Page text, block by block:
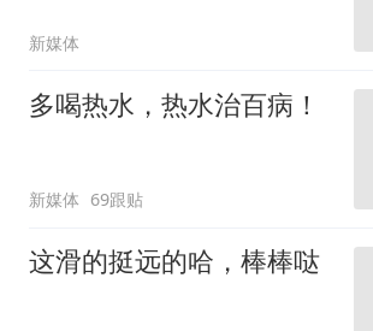
新媒体
多喝热水，热水治百病！
新媒体 69跟贴
这滑的挺远的哈，棒棒哒